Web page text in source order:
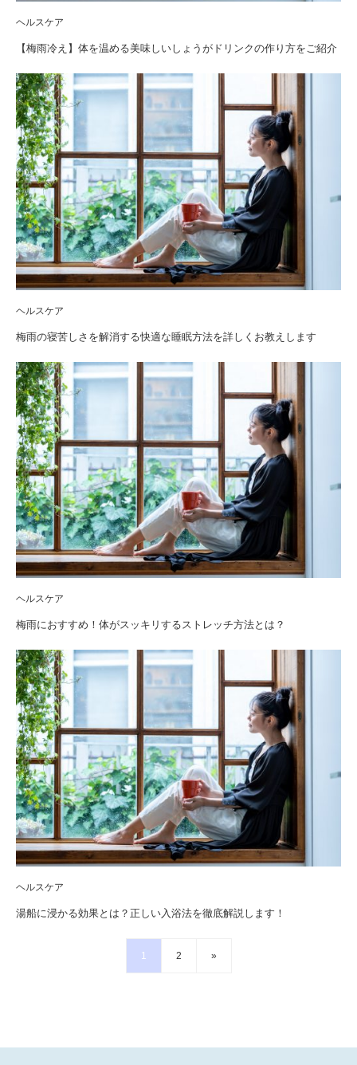
ヘルスケア
【梅雨冷え】体を温める美味しいしょうがドリンクの作り方をご紹介
ヘルスケア
梅雨の寝苦しさを解消する快適な睡眠方法を詳しくお教えします
ヘルスケア
梅雨におすすめ！体がスッキリするストレッチ方法とは？
ヘルスケア
湯船に浸かる効果とは？正しい入浴法を徹底解説します！
1 2 »